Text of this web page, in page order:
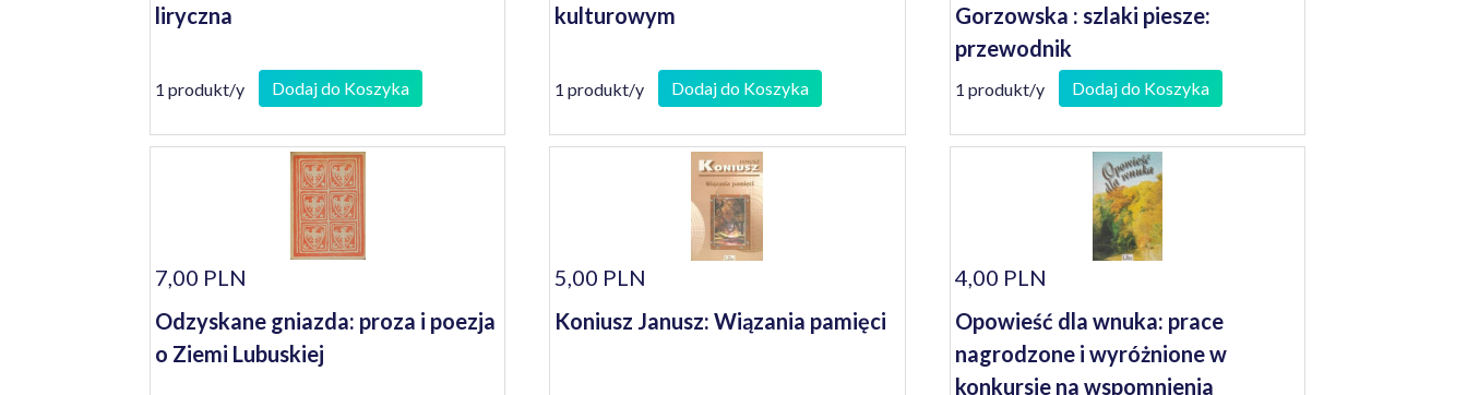
liryczna
1 produkt/y Dodaj do Koszyka
kulturowym
1 produkt/y Dodaj do Koszyka
Gorzowska : szlaki piesze:
przewodnik
1 produkt/y Dodaj do Koszyka
7,00 PLN
Odzyskane gniazda: proza i poezja
o Ziemi Lubuskiej
5,00 PLN
Koniusz Janusz: Wiązania pamięci
4,00 PLN
Opowieść dla wnuka: prace
nagrodzone i wyróżnione w
konkursie na wspomnienia